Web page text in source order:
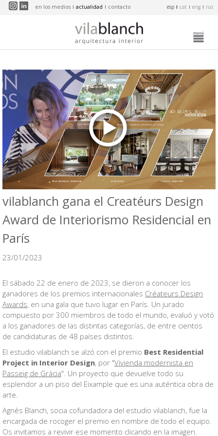
Pasar al contenido principal
en los medios actualidad contacto esp cat eng rus
vilablanch gana el Creatéurs Design
Award de Interiorismo Residencial en
París
23/01/2023
El sábado 22 de enero de 2023, se dieron a conocer los
ganadores de los premios internacionales Créateurs Design
Awards, en una gala que tuvo lugar en París. Un jurado
compuesto por 300 miembros de todo el mundo, evaluó y votó
a los ganadores de las distintas categorías, de entre cientos
de candidaturas de 48 países distintos.
El estudio vilablanch se alzó con el premio Best Residential
Project in Interior Design, por "Vivienda modernista en
Passeig de Gràcia". Un proyecto que devuelve todo su
esplendor a un piso del Eixample que es una auténtica obra de
arte.
Agnès Blanch, socia cofundadora del estudio vilablanch, fue la
encargada de rocoger el premio en nombre de todo el equipo.
Os invitamos a revivir ese momento clicando en la imagen.